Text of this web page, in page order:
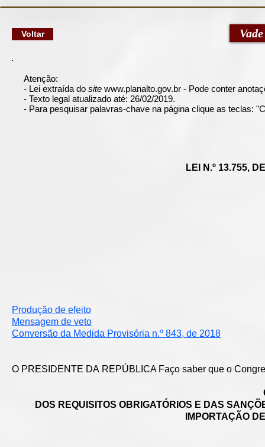
Voltar
Atenção:
- Lei extraída do site www.planalto.gov.br - Pode conter
- Texto legal atualizado até: 26/02/2019.
- Para pesquisar palavras-chave na página clique as teclas:
LEI N.º 13.755,
Produção de efeito
Mensagem de veto
Conversão da Medida Provisória n.º 843, de 2018
O PRESIDENTE DA REPÚBLICA Faço saber que o
DOS REQUISITOS OBRIGATÓRIOS E DAS
IMPORTAÇÃO